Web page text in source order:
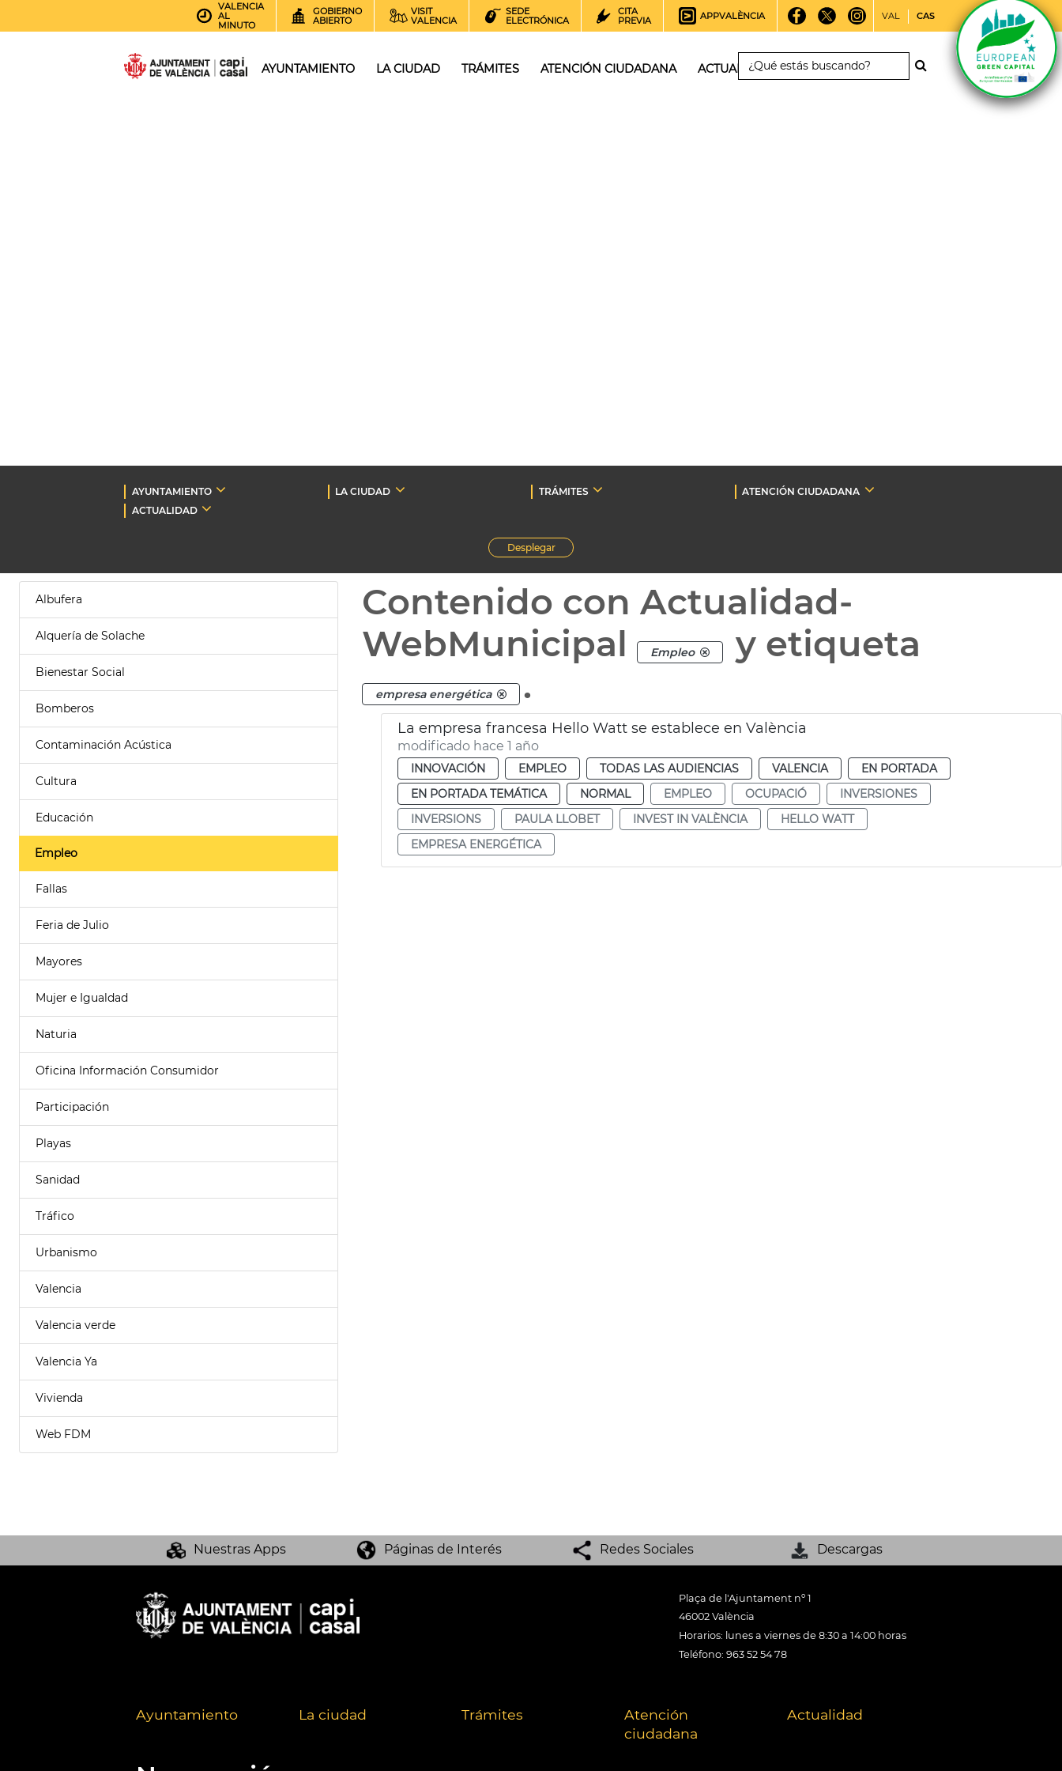
VALENCIA
AL
MINUTO
GOBIERNO
ABIERTO
VISIT
VALENCIA
SEDE
ELECTRÓNICA
CITA
PREVIA
APPVALÈNCIA VAL CAS
AYUNTAMIENTO LA CIUDAD TRÁMITES ATENCIÓN CIUDADANA ACTUALIDAD
AYUNTAMIENTO LA CIUDAD TRÁMITES
ATENCIÓN CIUDADANA
ACTUALIDAD
Desplegar
Albufera
Alquería de Solache
Bienestar Social
Bomberos
Contaminación Acústica
Cultura
Educación
Empleo
Fallas
Feria de Julio
Mayores
Mujer e Igualdad
Naturia
Oficina Información Consumidor
Participación
Playas
Sanidad
Tráfico
Urbanismo
Valencia
Valencia verde
Valencia Ya
Vivienda
Web FDM
Contenido con Actualidad-
WebMunicipal
Empleo y etiqueta
empresa energética .
La empresa francesa Hello Watt se establece en València
modificado hace 1 año
INNOVACIÓN EMPLEO TODAS LAS AUDIENCIAS VALENCIA
EN PORTADA
EN PORTADA TEMÁTICA
NORMAL EMPLEO OCUPACIÓ
INVERSIONES
INVERSIONS
PAULA LLOBET INVEST IN VALÈNCIA
HELLO WATT
EMPRESA ENERGÉTICA
Nuestras Apps Páginas de Interés Redes Sociales Descargas
Plaça de l'Ajuntament nº 1
46002 València
Horarios: lunes a viernes de 8:30 a 14:00 horas
Teléfono: 963 52 54 78
Ayuntamiento La ciudad Trámites
Atención
ciudadana
Actualidad